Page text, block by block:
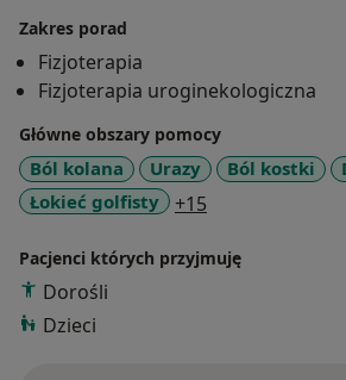
Zakres porad
Fizjoterapia
Fizjoterapia uroginekologiczna
Główne obszary pomocy
Ból kolana Urazy Ból kostki
Łokieć golfisty
+15
Pacjenci których przyjmuję
Dorośli
Dzieci